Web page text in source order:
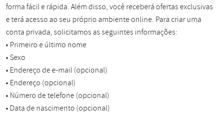
forma fácil e rápida. Além disso, você receberá ofertas exclusivas
e terá acesso ao seu próprio ambiente online. Para criar uma
conta privada, solicitamos as seguintes informações:
• Primeiro e último nome
• Sexo
• Endereço de e-mail (opcional)
• Endereço (opcional)
• Número de telefone (opcional)
• Data de nascimento (opcional)